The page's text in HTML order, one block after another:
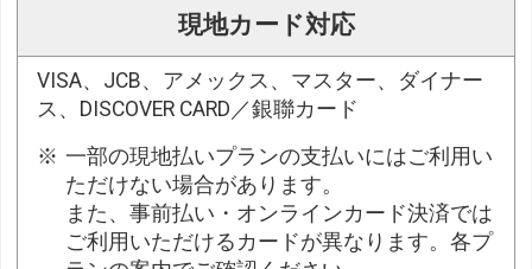
現地カード対応
VISA、JCB、アメックス、マスター、ダイナー
ス、DISCOVER CARD／銀聯カード
一部の現地払いプランの支払いにはご利用い
ただけない場合があります。
また、事前払い・オンラインカード決済では
ご利用いただけるカードが異なります。各プ